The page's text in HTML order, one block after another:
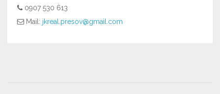
0907 530 613
Mail: jkreal.presov@gmail.com